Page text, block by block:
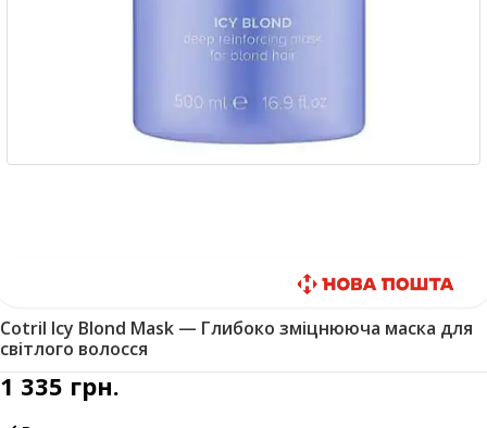
Cotril Icy Blond Mask — Глибоко зміцнююча маска для
світлого волосся
1 335 грн.